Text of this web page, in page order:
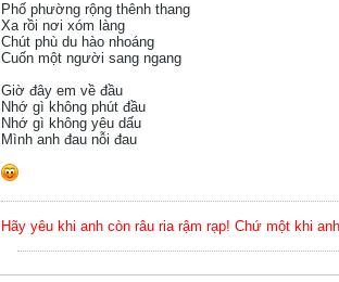
Phố phường rộng thênh thang
Xa rồi nơi xóm làng
Chút phù du hào nhoáng
Cuốn một người sang ngang
Giờ đây em về đầu
Nhớ gì không phút đầu
Nhớ gì không yêu dấu
Mình anh đau nỗi đau
Hãy yêu khi anh còn râu ria rậm rạp! Chứ một khi